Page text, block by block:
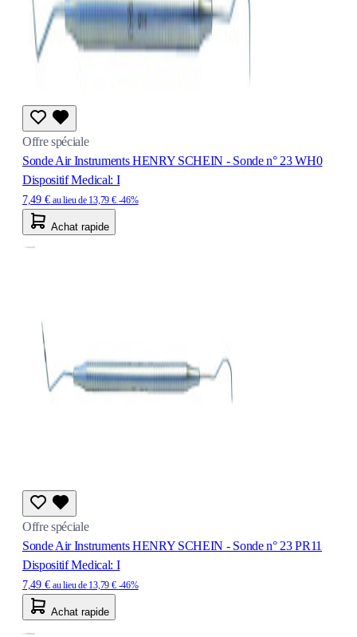
Offre spéciale
Sonde Air Instruments HENRY SCHEIN - Sonde n° 23 WH0
Dispositif Medical: I
7,49 € au lieu de 13,79 € -46%
Achat rapide
Offre spéciale
Sonde Air Instruments HENRY SCHEIN - Sonde n° 23 PR11
Dispositif Medical: I
7,49 € au lieu de 13,79 € -46%
Achat rapide